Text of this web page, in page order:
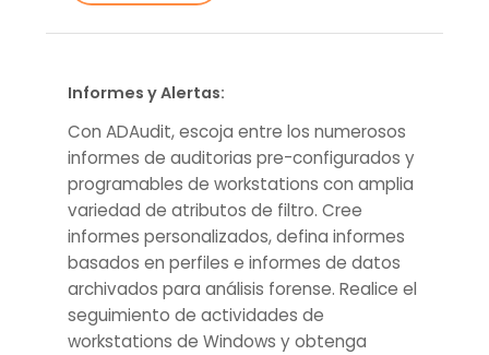
Informes y Alertas:
Con ADAudit, escoja entre los numerosos
informes de auditorias pre-configurados y
programables de workstations con amplia
variedad de atributos de filtro. Cree
informes personalizados, defina informes
basados en perfiles e informes de datos
archivados para análisis forense. Realice el
seguimiento de actividades de
workstations de Windows y obtenga